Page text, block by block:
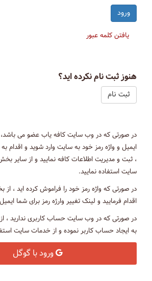
یافتن کلمه عبور
هنوز ثبت نام نکرده اید؟
ثبت نام
در صورتی که در وب سایت کافه یاب عضو می باشد،
ایمیل و واژه رمز خود به سایت وارد شوید و اقدام
، ثبت و مدیریت اطلاعات کافه نمایید و از سایر
سایت استفاده نمایید.
در صورتی که واژه رمز خود را فراموش کرده اید ، از
اقدام فرمایید و لینک تغییر وارژه رمز برای شما
در صورتی که در وب سایت حساب کاربری ندارید ،
به ایجاد حساب کاربر نموده و از خدمات سایت
ورود با گوگل